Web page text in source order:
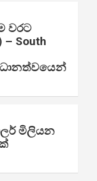
වරට
South
මිලියන